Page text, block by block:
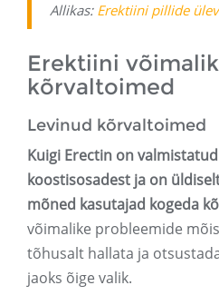
Allikas: Erektiini pillide
Erektiini
kõrvaltoimed
Levinud kõrvaltoimed
Kuigi Erectin on
koostisosadest ja on
mõned kasutajad kogeda
võimalike probleemide
tõhusalt hallata ja
jaoks õige valik.